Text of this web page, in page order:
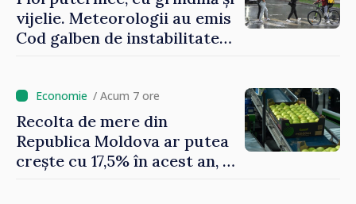
vijelie. Meteorologii au emis
Cod galben de instabilitate
/ Acum 7 ore
Recolta de mere din
Republica Moldova ar putea
crește cu 17,5% în acest an, în